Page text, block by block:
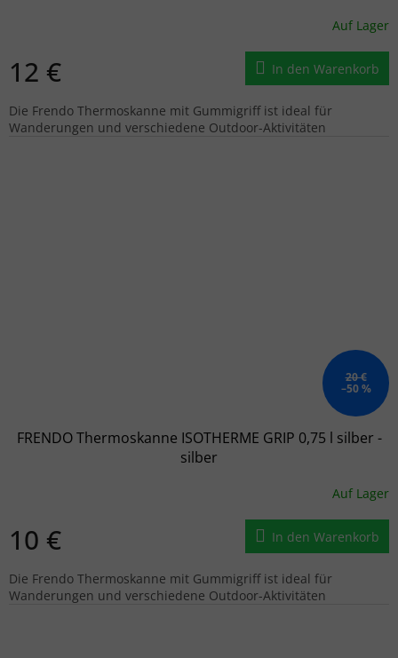
Auf Lager
12 € In den Warenkorb
Die Frendo Thermoskanne mit Gummigriff ist ideal für
Wanderungen und verschiedene Outdoor-Aktivitäten
20 €
–50 %
FRENDO Thermoskanne ISOTHERME GRIP 0,75 l silber -
silber
Auf Lager
10 € In den Warenkorb
Die Frendo Thermoskanne mit Gummigriff ist ideal für
Wanderungen und verschiedene Outdoor-Aktivitäten